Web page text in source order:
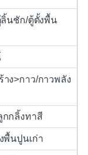
นชัก/ตู้ตั้งพื้น
ง>กาว/กาวพลัง
กลิ้งทาสี
พื้นปูนเก่า